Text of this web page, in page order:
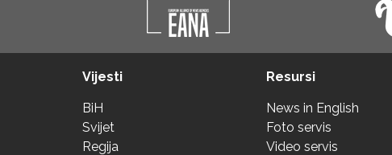
Vijesti
BiH
Svijet
Regija
Resursi
News in English
Foto servis
Video servis